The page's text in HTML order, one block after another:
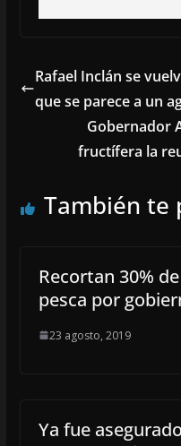
Rafael Inclán se
que se parece a un
Gobernador
fructífera la
También te
Recortan 30%
pesca por
23 agosto, 2019
Ya fue